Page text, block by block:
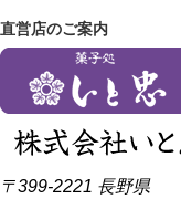
直営店のご案内
〒399-2221 長野県